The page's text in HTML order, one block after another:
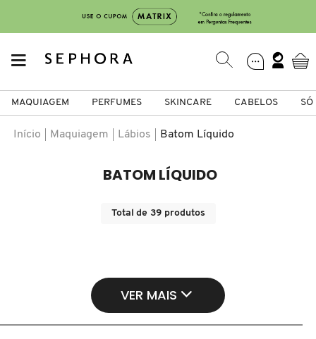
MAQUIAGEM PERFUMES SKINCARE CABELOS SÓ
Maquiagem
Perfumes
PERFUMES MASCULINOS
Skincare
HIDRATANTES
Cabelos
CONDICIONADOR
Só Na Sephora
Marcas
ANASTASIA BEVERLY HILLS
D
Início Maquiagem Lábios Batom Líquido
BATOM LÍQUIDO
Total de 39 produtos
VER MAIS